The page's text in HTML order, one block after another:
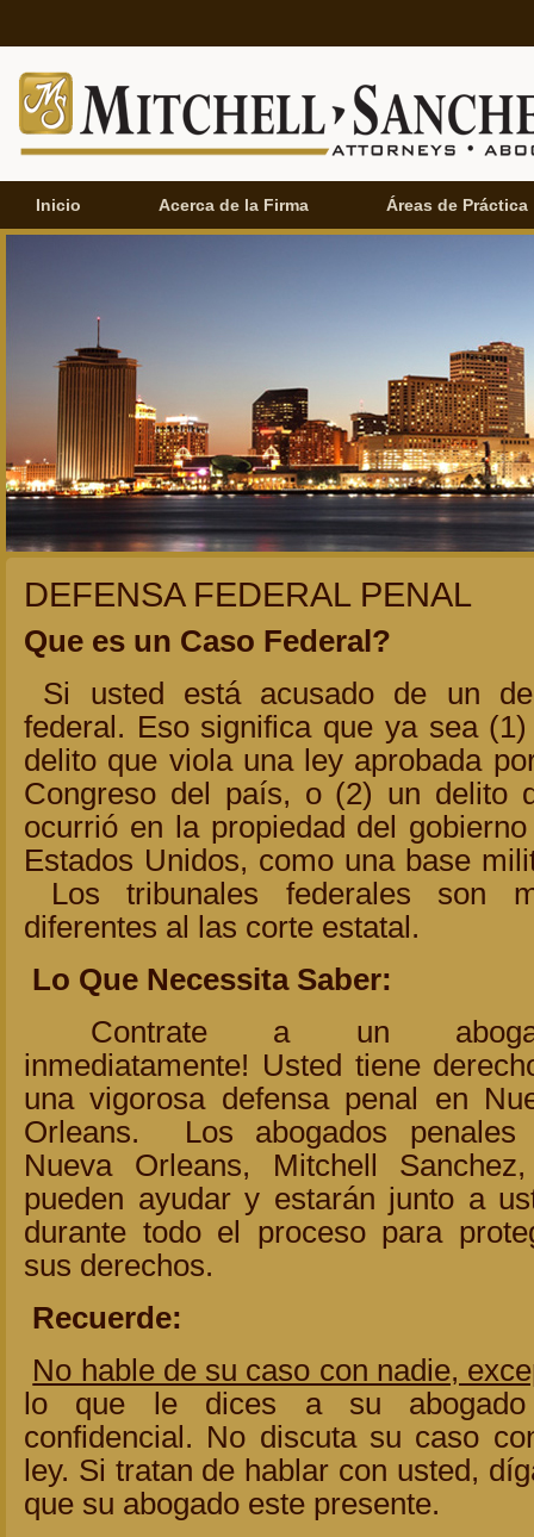
Inicio Acerca de la Firma Áreas de Práctica
DEFENSA FEDERAL PENAL
Que es un Caso Federal?
Si usted está acusado de un
federal. Eso significa que ya sea
delito que viola una ley aprobada
Congreso del país, o (2) un delito
ocurrió en la propiedad del
Estados Unidos, como una base
Los tribunales federales son
diferentes al las corte estatal.
Lo Que Necessita Saber:
Contrate a un
inmediatamente! Usted tiene
una vigorosa defensa penal en
Orleans. Los abogados penales
Nueva Orleans, Mitchell
pueden ayudar y estarán junto a
durante todo el proceso para
sus derechos.
Recuerde:
No hable de su caso con nadie,
lo que le dices a su abogado
confidencial. No discuta su caso
ley. Si tratan de hablar con usted,
que su abogado este presente.